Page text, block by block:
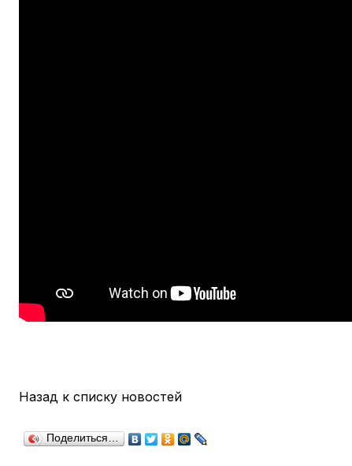
Назад к списку новостей
Поделиться…